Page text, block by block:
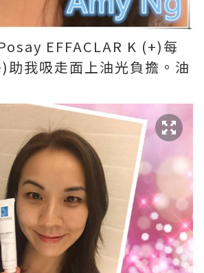
EFFACLAR K (+)每
助我吸走面上油光負擔。油